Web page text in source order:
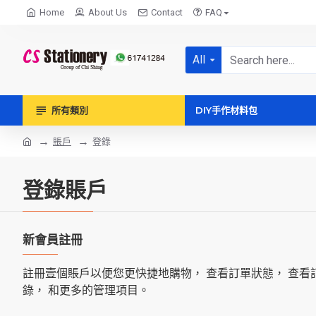
Home About Us Contact FAQ
All
所有類別 DIY手作材料包
賬戶 登錄
登錄賬戶
新會員註冊
註冊壹個賬戶以便您更快捷地購物， 查看訂單狀態， 查看
錄， 和更多的管理項目。